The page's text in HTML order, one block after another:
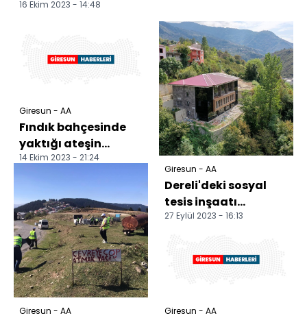
16 Ekim 2023 - 14:48
Giresun - AA
Fındık bahçesinde
yaktığı ateşin
yayılmasını
engellemek isterken
yanan kişi...
14 Ekim 2023 - 21:24
Giresun - AA
Giresun - AA
Dereli'deki sosyal
tesis inşaatı
tamamlanmak
27 Eylül 2023 - 16:13
Giresun - AA